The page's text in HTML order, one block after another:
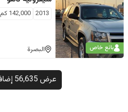
بائع خاص
2013
142,000 كم
البصرة
عرض 56,635 إضافية